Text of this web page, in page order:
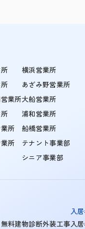
業所
所
所
横浜営業所
あざみ野営業所
大船営業所
浦和営業所
船橋営業所
テナント事業部
シニア事業部
無料建物診断外装工事
入
入